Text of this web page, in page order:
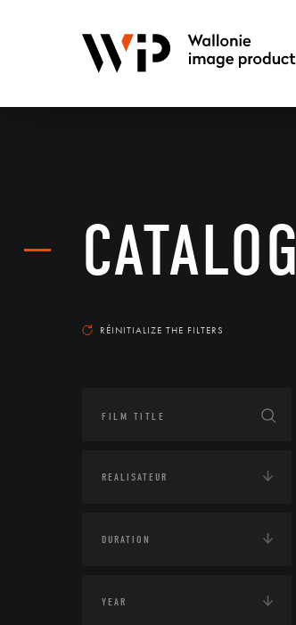
CATALOG
RÉINITIALIZE THE FILTERS